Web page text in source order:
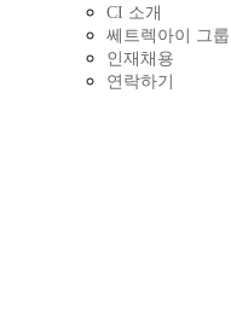
CI 소개
쎄트렉아이 그룹
인재채용
연락하기